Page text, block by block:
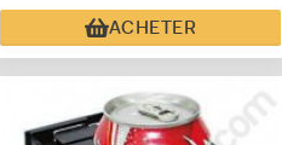
ACHETER